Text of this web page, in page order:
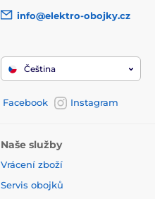
info@elektro-obojky.cz
Čeština
Facebook Instagram
Naše služby
Vrácení zboží
Servis obojků